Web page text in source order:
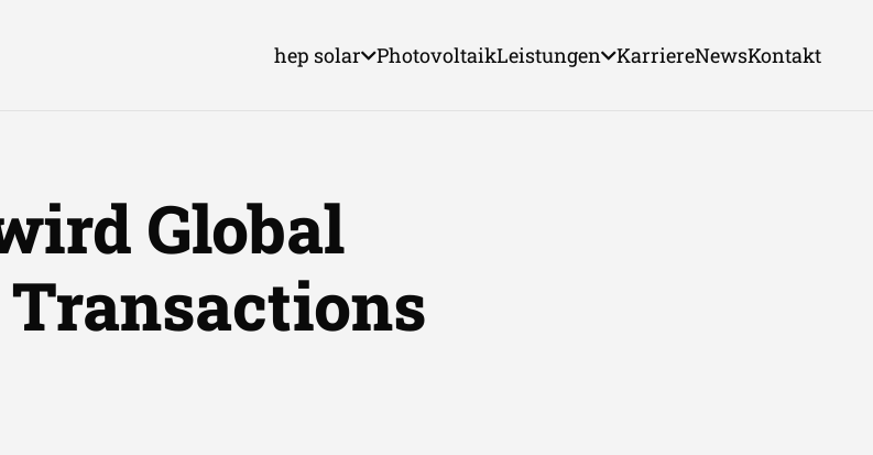
hep solar PhotovoltaikLeistungen KarriereNewsKontakt
Global